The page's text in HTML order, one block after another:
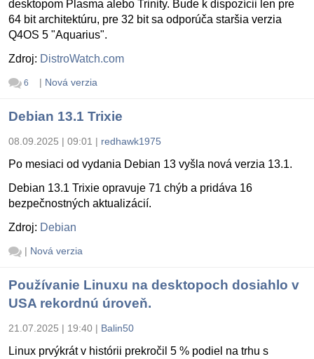
desktopom Plasma alebo Trinity. Bude k dispozícii len pre
64 bit architektúru, pre 32 bit sa odporúča staršia verzia
Q4OS 5 "Aquarius".
Zdroj: DistroWatch.com
6 | Nová verzia
Debian 13.1 Trixie
08.09.2025 | 09:01 | redhawk1975
Po mesiaci od vydania Debian 13 vyšla nová verzia 13.1.
Debian 13.1 Trixie opravuje 71 chýb a pridáva 16
bezpečnostných aktualizácií.
Zdroj: Debian
| Nová verzia
Používanie Linuxu na desktopoch dosiahlo v
USA rekordnú úroveň.
21.07.2025 | 19:40 | Balin50
Linux prvýkrát v histórii prekročil 5 % podiel na trhu s